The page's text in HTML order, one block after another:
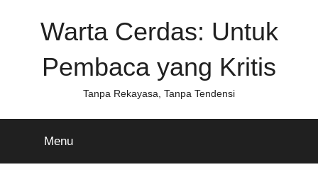
Warta Cerdas: Untuk
Pembaca yang Kritis
Tanpa Rekayasa, Tanpa Tendensi
Menu